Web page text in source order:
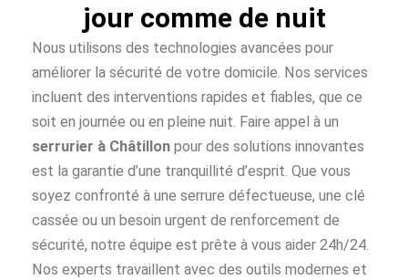
jour comme de nuit
Nous utilisons des technologies avancées pour
améliorer la sécurité de votre domicile. Nos services
incluent des interventions rapides et fiables, que ce
soit en journée ou en pleine nuit. Faire appel à un
serrurier à Châtillon pour des solutions innovantes
est la garantie d’une tranquillité d’esprit. Que vous
soyez confronté à une serrure défectueuse, une clé
cassée ou un besoin urgent de renforcement de
sécurité, notre équipe est prête à vous aider 24h/24.
Nos experts travaillent avec des outils modernes et